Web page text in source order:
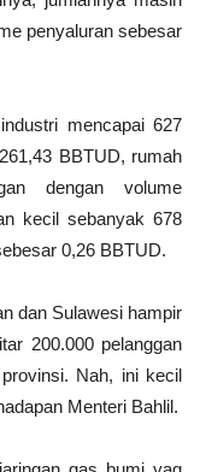
penyaluran sebesar
mencapai 627
BBTUD, rumah
dengan volume
kecil sebanyak 678
0,26 BBTUD.
dan Sulawesi hampir
200.000 pelanggan
Nah, ini kecil
Menteri Bahlil.